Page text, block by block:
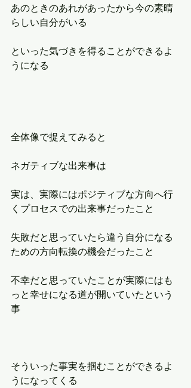
あのときのあれがあったから今の素晴
らしい自分がいる
といった気づきを得ることができるよ
うになる
全体像で捉えてみると
ネガティブな出来事は
実は、実際にはポジティブな方向へ行
くプロセスでの出来事だったこと
失敗だと思っていたら違う自分になる
ための方向転換の機会だったこと
不幸だと思っていたことが実際にはも
っと幸せになる道が開いていたという
事
そういった事実を掴むことができるよ
うになってくる